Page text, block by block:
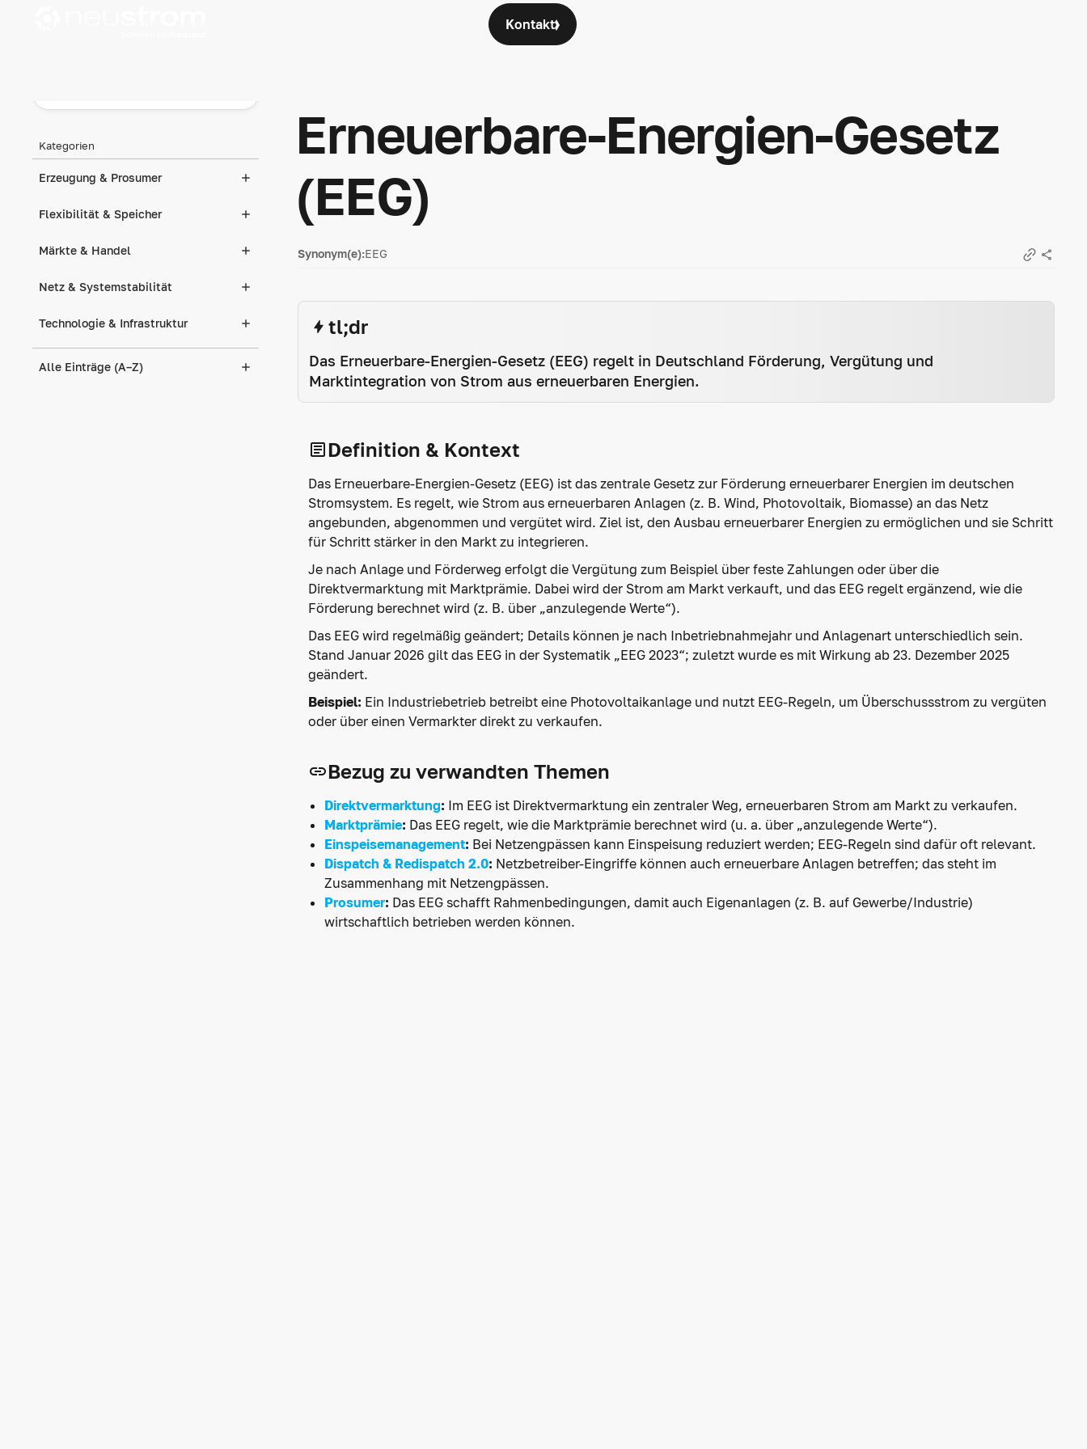
Kontakt
Kategorien
Erzeugung & Prosumer
Flexibilität & Speicher
Märkte & Handel
Netz & Systemstabilität
Technologie & Infrastruktur
Alle Einträge (A–Z)
Erneuerbare-Energien-Gesetz
(EEG)
Synonym(e):EEG
tl;dr
Das Erneuerbare-Energien-Gesetz (EEG) regelt in Deutschland Förderung, Vergütung und
Marktintegration von Strom aus erneuerbaren Energien.
Definition & Kontext
Das Erneuerbare-Energien-Gesetz (EEG) ist das zentrale Gesetz zur Förderung erneuerbarer Energien im deutschen
Stromsystem. Es regelt, wie Strom aus erneuerbaren Anlagen (z. B. Wind, Photovoltaik, Biomasse) an das Netz
angebunden, abgenommen und vergütet wird. Ziel ist, den Ausbau erneuerbarer Energien zu ermöglichen und sie Schritt
für Schritt stärker in den Markt zu integrieren.
Je nach Anlage und Förderweg erfolgt die Vergütung zum Beispiel über feste Zahlungen oder über die
Direktvermarktung mit Marktprämie. Dabei wird der Strom am Markt verkauft, und das EEG regelt ergänzend, wie die
Förderung berechnet wird (z. B. über „anzulegende Werte“).
Das EEG wird regelmäßig geändert; Details können je nach Inbetriebnahmejahr und Anlagenart unterschiedlich sein.
Stand Januar 2026 gilt das EEG in der Systematik „EEG 2023“; zuletzt wurde es mit Wirkung ab 23. Dezember 2025
geändert.
Beispiel: Ein Industriebetrieb betreibt eine Photovoltaikanlage und nutzt EEG-Regeln, um Überschussstrom zu vergüten
oder über einen Vermarkter direkt zu verkaufen.
Bezug zu verwandten Themen
Direktvermarktung: Im EEG ist Direktvermarktung ein zentraler Weg, erneuerbaren Strom am Markt zu verkaufen.
Marktprämie: Das EEG regelt, wie die Marktprämie berechnet wird (u. a. über „anzulegende Werte“).
Einspeisemanagement: Bei Netzengpässen kann Einspeisung reduziert werden; EEG-Regeln sind dafür oft relevant.
Dispatch & Redispatch 2.0: Netzbetreiber-Eingriffe können auch erneuerbare Anlagen betreffen; das steht im
Zusammenhang mit Netzengpässen.
Prosumer: Das EEG schafft Rahmenbedingungen, damit auch Eigenanlagen (z. B. auf Gewerbe/Industrie)
wirtschaftlich betrieben werden können.